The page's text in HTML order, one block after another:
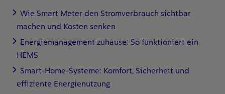
Wie Smart Meter den Stromverbrauch sichtbar
machen und Kosten senken
Energiemanagement zuhause: So funktioniert ein
HEMS
Smart-Home-Systeme: Komfort, Sicherheit und
effiziente Energienutzung